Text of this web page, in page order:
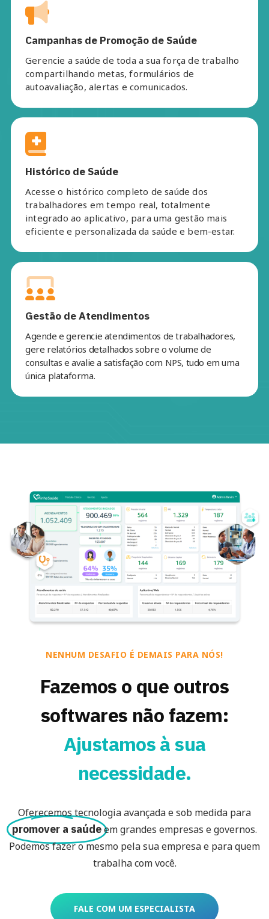
Campanhas de Promoção de Saúde
Gerencie a saúde de toda a sua força de trabalho
compartilhando metas, formulários de
autoavaliação, alertas e comunicados.
Histórico de Saúde
Acesse o histórico completo de saúde dos
trabalhadores em tempo real, totalmente
integrado ao aplicativo, para uma gestão mais
eficiente e personalizada da saúde e bem-estar.
Gestão de Atendimentos
Agende e gerencie atendimentos de trabalhadores,
gere relatórios detalhados sobre o volume de
consultas e avalie a satisfação com NPS, tudo em uma
única plataforma.
NENHUM DESAFIO É DEMAIS PARA NÓS!
Fazemos o que outros
softwares não fazem:
Ajustamos à sua
necessidade.
Oferecemos tecnologia avançada e sob medida para
promover a saúdeem grandes empresas e governos.
Podemos fazer o mesmo pela sua empresa e para quem
trabalha com você.
FALE COM UM ESPECIALISTA